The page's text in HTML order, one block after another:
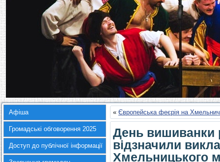
Афіша
Громадські обговорення 2025
Доступ до публічної інформації
« Європейська феєрія на
День вишиванки
відзначили
Хмельницького